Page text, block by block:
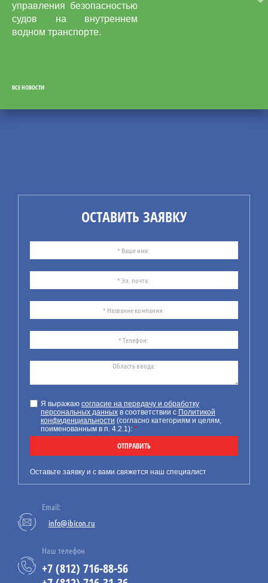
управления безопасностью
судов на внутреннем
водном транспорте.
31
Компания ИБИКОН
предлагает Вашему
вниманию информацию по
использования системы
управления безопасностью
документации на маломерное
Компания ИБИКОН
предлагает Вашему
вниманию информацию по
новым обязательным
требованиям к технической
маломерные суда.
23
ВСЕ НОВОСТИ
ОСТАВИТЬ ЗАЯВКУ
Я выражаю согласие на передачу и обработку
персональных данных в соответствии с Политикой
конфиденциальности (согласно категориям и целям,
поименованным в п. 4.2.1): *
ОТПРАВИТЬ
Оставьте заявку и с вами свяжется наш специалист
Email:
info@ibicon.ru
Наш телефон
+7 (812) 716-88-56